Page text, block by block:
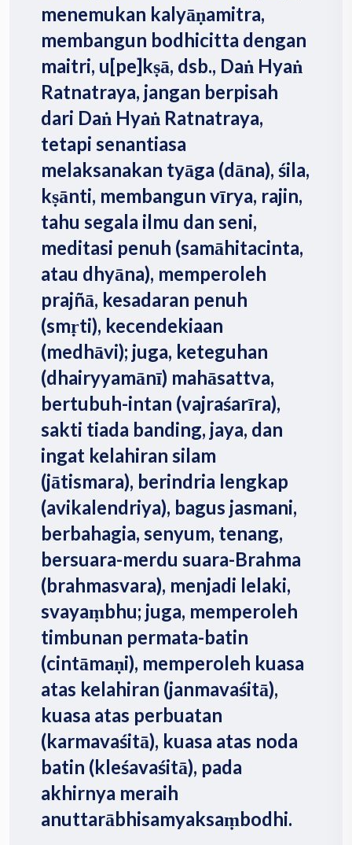
menemukan kalyāṇamitra,
membangun bodhicitta dengan
maitri, u[pe]kṣā, dsb., Daṅ Hyaṅ
Ratnatraya, jangan berpisah
dari Daṅ Hyaṅ Ratnatraya,
tetapi senantiasa
melaksanakan tyāga (dāna), śila,
kṣānti, membangun vīrya, rajin,
tahu segala ilmu dan seni,
meditasi penuh (samāhitacinta,
atau dhyāna), memperoleh
prajñā, kesadaran penuh
(smṛti), kecendekiaan
(medhāvi); juga, keteguhan
(dhairyyamānī) mahāsattva,
bertubuh-intan (vajraśarīra),
sakti tiada banding, jaya, dan
ingat kelahiran silam
(jātismara), berindria lengkap
(avikalendriya), bagus jasmani,
berbahagia, senyum, tenang,
bersuara-merdu suara-Brahma
(brahmasvara), menjadi lelaki,
svayaṃbhu; juga, memperoleh
timbunan permata-batin
(cintāmaṇi), memperoleh kuasa
atas kelahiran (janmavaśitā),
kuasa atas perbuatan
(karmavaśitā), kuasa atas noda
batin (kleśavaśitā), pada
akhirnya meraih
anuttarābhisamyaksaṃbodhi.